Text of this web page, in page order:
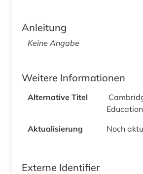
Anleitung
Keine Angabe
Weitere Informationen
Alternative Titel
Aktualisierung
Noch
Externe Identifier